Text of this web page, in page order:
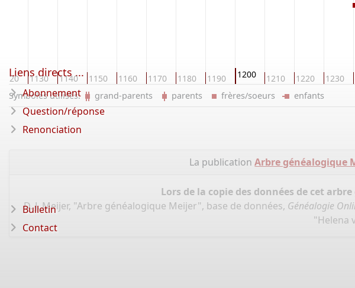
1120 1130 1140 1150 1160 1170 1180 1190 1200 1210 1220 1230
Symboles utilisés: grand-parents parents frères/soeurs enfants
La publicationArbre généalogique
Lors de la copie des données de cet
D. J. Meijer, "Arbre généalogique Meijer", base de données, Généalogie
"Helena
Liens directs ...
Abonnement
Question/réponse
Renonciation
Bulletin
Contact